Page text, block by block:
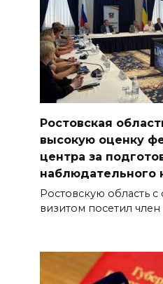
Ростовская
высокую оценку
центра за
наблюдательного
Ростовскую область
визитом посетил член